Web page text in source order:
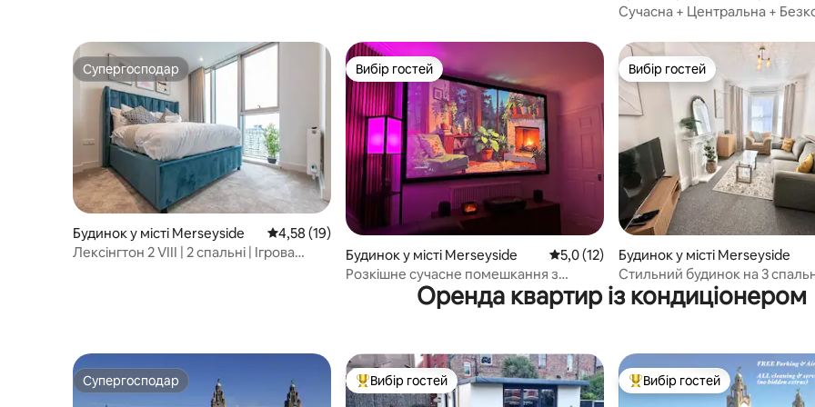
Сучасна + Центральна +
Супергосподар
Супергосподар
Будинок у місті Merseyside Середня оцінка: 4,58 з 5, відгуки: 19
4,58 (19)
Лексінгтон 2 VIII | 2 спальні | Ігрова
Вибір гостей
Вибір гостей
Будинок у місті Merseyside Середня оцінка: 5,0 з 5, відгуки: 12
5,0 (12)
Розкішне сучасне помешкання з
1 спальнею та кімнатою для кіно!
Вибір гостей
Вибір гостей
Будинок у місті Merseyside
Стильний будинок на 3
поблизу Окстон-Вілледж і
Оренда квартир із кондиціонером
Супергосподар
Супергосподар Топ вибір гостей
Вибір гостей Топ вибір гостей
Вибір гостей